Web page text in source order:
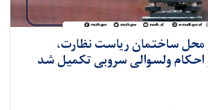
محل ساختمان ریاست نظارت،
احکام ولسوالی سروبی تکمیل شد